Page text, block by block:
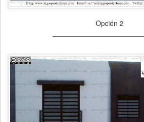
Opción 2